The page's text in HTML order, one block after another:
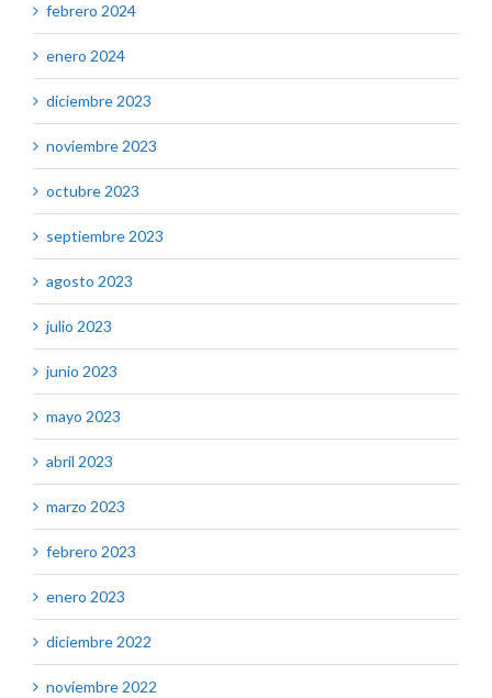
febrero 2024
enero 2024
diciembre 2023
noviembre 2023
octubre 2023
septiembre 2023
agosto 2023
julio 2023
junio 2023
mayo 2023
abril 2023
marzo 2023
febrero 2023
enero 2023
diciembre 2022
noviembre 2022